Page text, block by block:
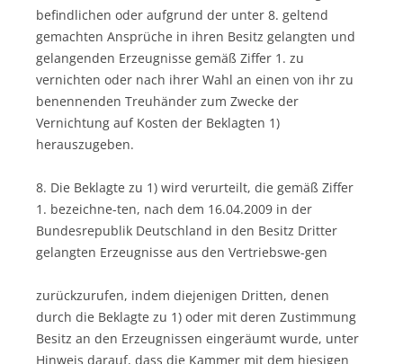
befindlichen oder aufgrund der unter 8. geltend
gemachten Ansprüche in ihren Besitz gelangten und
gelangenden Erzeugnisse gemäß Ziffer 1. zu
vernichten oder nach ihrer Wahl an einen von ihr zu
benennenden Treuhänder zum Zwecke der
Vernichtung auf Kosten der Beklagten 1)
herauszugeben.
8. Die Beklagte zu 1) wird verurteilt, die gemäß Ziffer
1. bezeichne-ten, nach dem 16.04.2009 in der
Bundesrepublik Deutschland in den Besitz Dritter
gelangten Erzeugnisse aus den Vertriebswe-gen
zurückzurufen, indem diejenigen Dritten, denen
durch die Beklagte zu 1) oder mit deren Zustimmung
Besitz an den Erzeugnissen eingeräumt wurde, unter
Hinweis darauf, dass die Kammer mit dem hiesigen